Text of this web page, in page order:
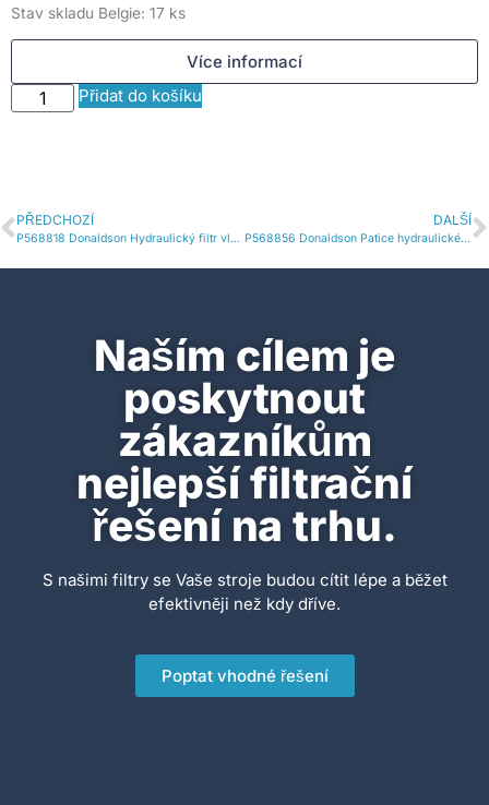
Stav skladu Belgie: 17 ks
Více informací
Přidat do košíku
PŘEDCHOZÍ
P568818 Donaldson Hydraulický filtr vložka DT
DALŠÍ
P568856 Donaldson Patice hydraulického filtru
Naším cílem je
poskytnout
zákazníkům
nejlepší filtrační
řešení na trhu.
S našimi filtry se Vaše stroje budou cítit lépe a běžet
efektivněji než kdy dříve.
Poptat vhodné řešení